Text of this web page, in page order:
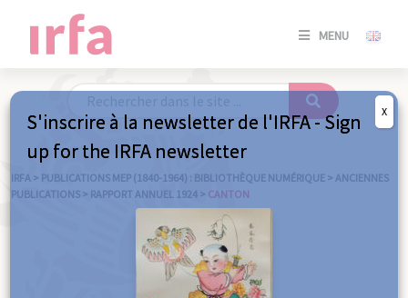
MENU
SE
/
IRFA > PUBLICATIONS MEP (1840-1964) : BIBLIOTHÈQUE NUMÉRIQUE > ANCIENNES
PUBLICATIONS > RAPPORT ANNUEL 1924 > CANTON
Canton
S'inscrire à la newsletter de l'IRFA - Sign
up for the IRFA newsletter
X